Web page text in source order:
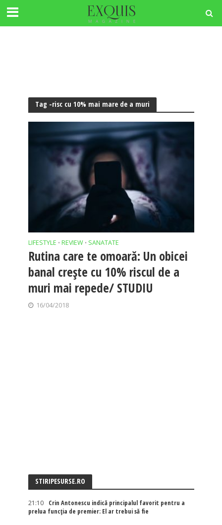
Tag -risc cu 10% mai mare de a muri
LIFESTYLE • REVIEW • SANATATE
Rutina care te omoară: Un obicei
banal crește cu 10% riscul de a
muri mai repede/ STUDIU
16/04/2018
STIRIPESURSE.RO
21:10
Crin Antonescu indică principalul favorit pentru a
prelua funcția de premier: El ar trebui să fie